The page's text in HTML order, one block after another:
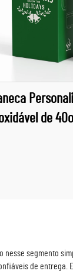
de
nesse segmento
de entrega.